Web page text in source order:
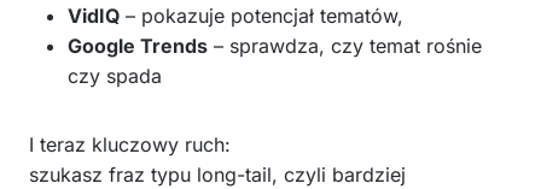
VidIQ – pokazuje potencjał tematów,
Google Trends – sprawdza, czy temat rośnie
czy spada
I teraz kluczowy ruch:
szukasz fraz typu long-tail, czyli bardziej